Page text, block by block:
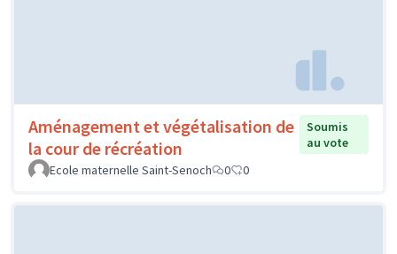
Aménagement et végétalisation de
la cour de récréation
Soumis
au vote
Ecole maternelle Saint-Senoch
0 0